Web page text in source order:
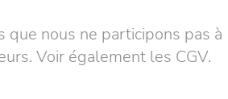
nous ne participons pas à
Voir également les CGV.